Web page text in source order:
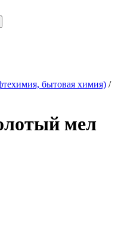
бытовая химия) /
мел